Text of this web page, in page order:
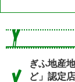
ぎふ地産
ど」 認定